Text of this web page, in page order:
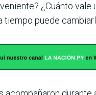
¿Cuánto vale
tiempo puede